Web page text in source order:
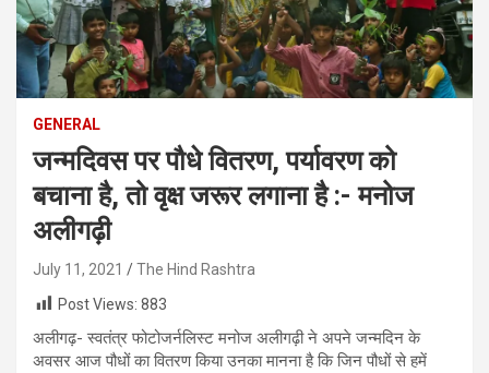
GENERAL
जन्मदिवस पर पौधे वितरण, पर्यावरण को
बचाना है, तो वृक्ष जरूर लगाना है :- मनोज
अलीगढ़ी
July 11, 2021
The Hind Rashtra
Post Views: 883
अलीगढ़- स्वतंत्र फोटोजर्नलिस्ट मनोज अलीगढ़ी ने अपने जन्मदिन के
अवसर आज पौधों का वितरण किया उनका मानना है कि जिन पौधों से हमें